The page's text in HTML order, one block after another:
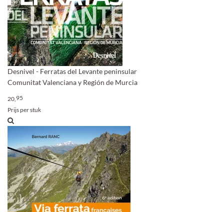
Desnivel - Ferratas del Levante peninsular
Comunitat Valenciana y Región de Murcia
20,95
Prijs per stuk